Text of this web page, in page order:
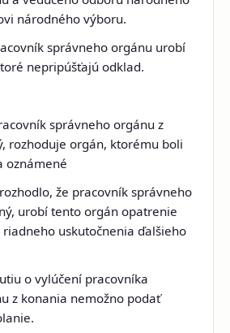
národného výboru.
správneho orgánu urobí
nepripúšťajú odklad.
správneho orgánu z
rozhoduje orgán, ktorému boli
oznámené
že pracovník správneho
urobí tento orgán opatrenie
riadneho uskutočnenia ďalšieho
o vylúčení pracovníka
z konania nemožno podať